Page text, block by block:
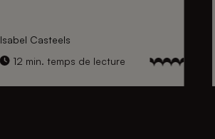
Isabel Casteels
12 min. temps de lecture